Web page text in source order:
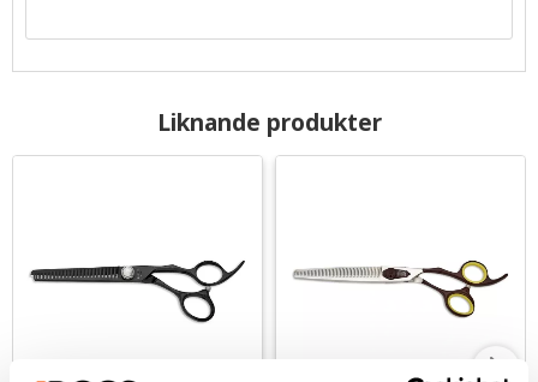
Liknande produkter